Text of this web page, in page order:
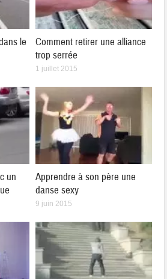
le
Comment retirer une alliance
trop serrée
1 juillet 2015
un
Apprendre à son père une
danse sexy
9 juin 2015